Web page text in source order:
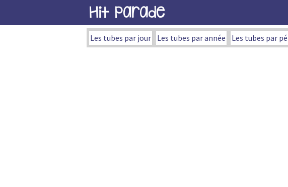
Hit Parade
Les tubes par jour Les tubes par année Les tubes par